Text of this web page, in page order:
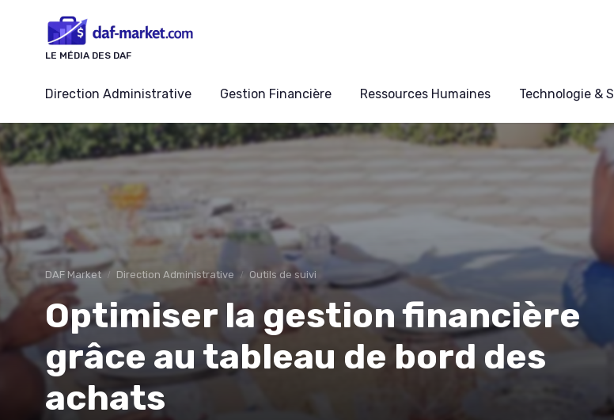
LE MÉDIA DES DAF
Direction Administrative Gestion Financière Ressources Humaines Technologie & SI
DAF Market Direction Administrative Outils de suivi
Optimiser la gestion financière
grâce au tableau de bord des
achats